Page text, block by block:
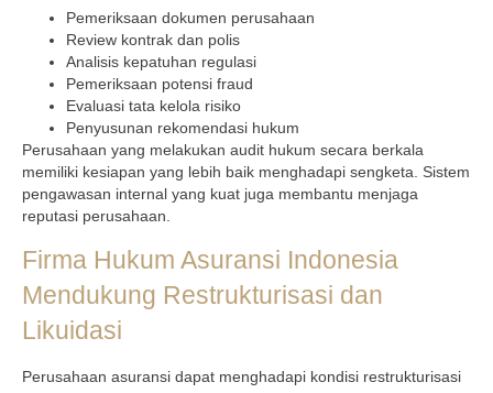
Pemeriksaan dokumen perusahaan
Review kontrak dan polis
Analisis kepatuhan regulasi
Pemeriksaan potensi fraud
Evaluasi tata kelola risiko
Penyusunan rekomendasi hukum
Perusahaan yang melakukan audit hukum secara berkala
memiliki kesiapan yang lebih baik menghadapi sengketa. Sistem
pengawasan internal yang kuat juga membantu menjaga
reputasi perusahaan.
Firma Hukum Asuransi Indonesia
Mendukung Restrukturisasi dan
Likuidasi
Perusahaan asuransi dapat menghadapi kondisi restrukturisasi